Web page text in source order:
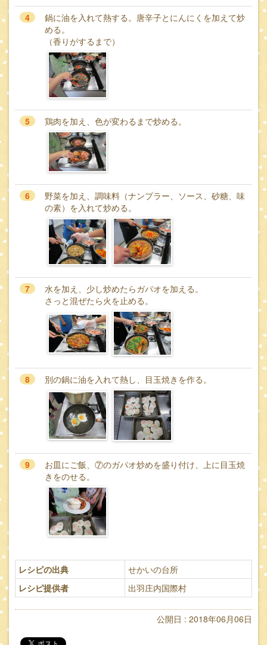
4
鍋に油を入れて熱する。唐辛子とにんにくを加えて炒
める。
（香りがするまで）
5 鶏肉を加え、色が変わるまで炒める。
6
野菜を加え、調味料（ナンプラー、ソース、砂糖、味
の素）を入れて炒める。
7
水を加え、少し炒めたらガパオを加える。
さっと混ぜたら火を止める。
8 別の鍋に油を入れて熱し、目玉焼きを作る。
9
お皿にご飯、⑦のガパオ炒めを盛り付け、上に目玉焼
きをのせる。
レシピの出典
せかいの台所
レシピ提供者
出羽庄内国際村
公開日 : 2018年06月06日